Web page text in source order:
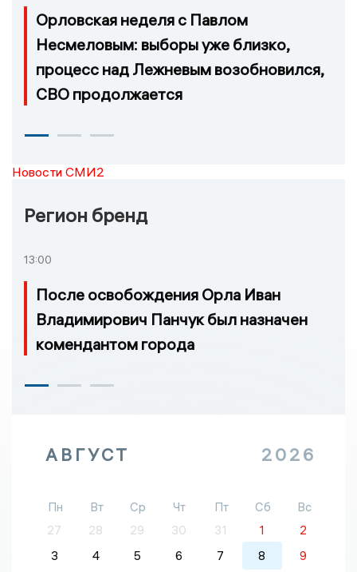
Орловская неделя с Павлом
Несмеловым: выборы уже близко,
процесс над Лежневым возобновился,
СВО продолжается
Новости СМИ2
Регион бренд
13:00
После освобождения Орла Иван
Владимирович Панчук был назначен
комендантом города
АВГУСТ 2026
Пн Вт Ср Чт Пт Сб
Вс
27
28 29 30 31 1
2
3
4 5 6 7 8
9